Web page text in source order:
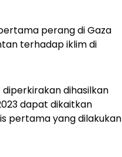
perang di Gaza
terhadap iklim di
dihasilkan
dapat dikaitkan
pertama yang dilakukan